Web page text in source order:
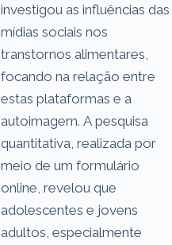
investigou as influências das
mídias sociais nos
transtornos alimentares,
focando na relação entre
estas plataformas e a
autoimagem. A pesquisa
quantitativa, realizada por
meio de um formulário
online, revelou que
adolescentes e jovens
adultos, especialmente